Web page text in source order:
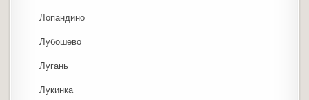
Лопандино
Лубошево
Лугань
Лукинка